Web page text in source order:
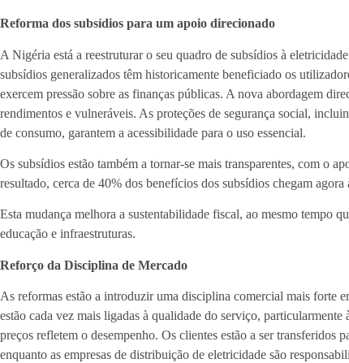
Reforma dos subsídios para um apoio direcionado
A Nigéria está a reestruturar o seu quadro de subsídios à
subsídios generalizados têm historicamente beneficiado os
exercem pressão sobre as finanças públicas. A nova abordagem
rendimentos e vulneráveis. As proteções de segurança social,
de consumo, garantem a acessibilidade para o uso essencial.
Os subsídios estão também a tornar-se mais transparentes, com o
resultado, cerca de 40% dos benefícios dos subsídios chegam
Esta mudança melhora a sustentabilidade fiscal, ao mesmo tempo
educação e infraestruturas.
Reforço da Disciplina de Mercado
As reformas estão a introduzir uma disciplina comercial mais forte
estão cada vez mais ligadas à qualidade do serviço,
preços refletem o desempenho. Os clientes estão a ser transferidos
enquanto as empresas de distribuição de eletricidade são